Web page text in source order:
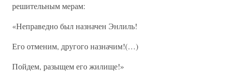
решительным мерам:
«Неправедно был назначен Энлиль!
Его отменим, другого назначим!(…)
Пойдем, разыщем его жилище!»